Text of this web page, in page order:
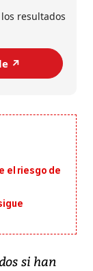
resultados
↗️
el riesgo de
si han